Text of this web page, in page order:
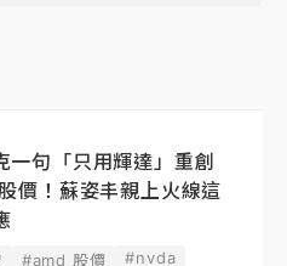
一句「只用輝達」重創
價！蘇姿丰親上火線這
#amd 股價
#nvda